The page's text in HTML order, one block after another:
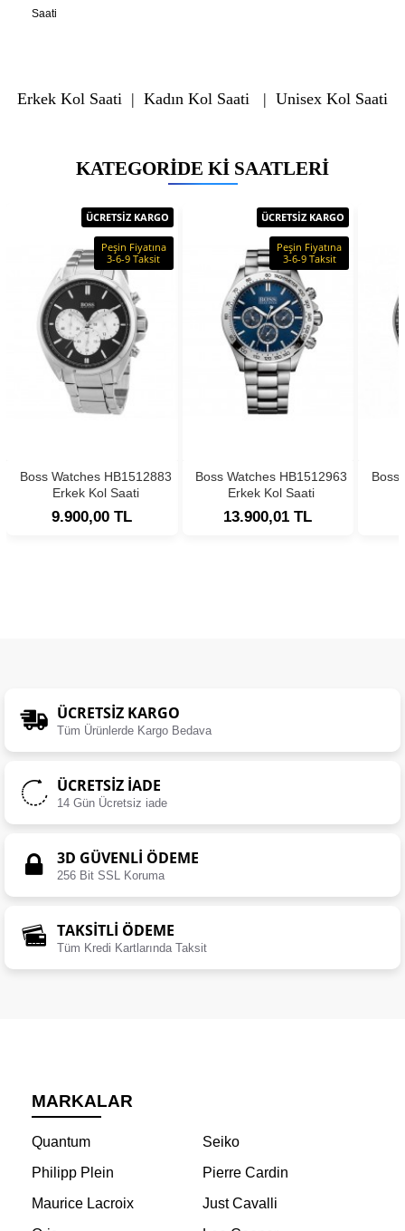
Saati
Erkek Kol Saati | Kadın Kol Saati | Unisex Kol Saati
KATEGORIDE KI SAATLERI
ÜCRETSİZ KARGO
Peşin Fiyatına
3-6-9 Taksit
Boss Watches HB1512883
Erkek Kol Saati
9.900,00 TL
ÜCRETSİZ KARGO
Peşin Fiyatına
3-6-9 Taksit
Boss Watches HB1512963
Erkek Kol Saati
13.900,01 TL
Boss
ÜCRETSIZ KARGO
Tüm Ürünlerde Kargo Bedava
ÜCRETSIZ İADE
14 Gün Ücretsiz iade
3D GÜVENLİ ÖDEME
256 Bit SSL Koruma
TAKSİTLİ ÖDEME
Tüm Kredi Kartlarında Taksit
MARKALAR
Quantum
Seiko
Philipp Plein
Pierre Cardin
Maurice Lacroix
Just Cavalli